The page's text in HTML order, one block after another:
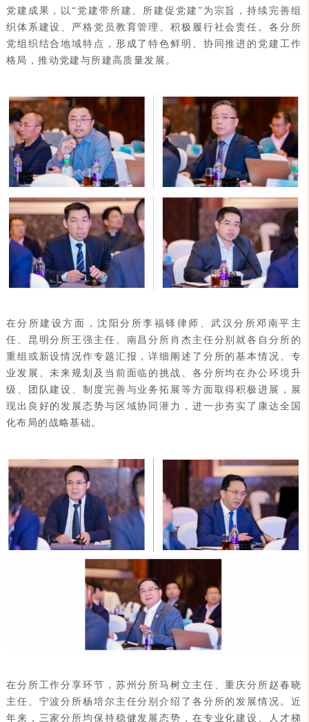
党建成果，以“党建带所建、所建促党建”为宗旨，持续完善组
织体系建设、严格党员教育管理、积极履行社会责任。各分所
党组织结合地域特点，形成了特色鲜明、协同推进的党建工作
格局，推动党建与所建高质量发展。
在分所建设方面，沈阳分所李福铎律师、武汉分所邓南平主
任、昆明分所王强主任、南昌分所肖杰主任分别就各自分所的
重组或新设情况作专题汇报，详细阐述了分所的基本情况、专
业发展、未来规划及当前面临的挑战。各分所均在办公环境升
级、团队建设、制度完善与业务拓展等方面取得积极进展，展
现出良好的发展态势与区域协同潜力，进一步夯实了康达全国
化布局的战略基础。
在分所工作分享环节，苏州分所马树立主任、重庆分所赵春晓
主任、宁波分所杨培尔主任分别介绍了各分所的发展情况。近
年来，三家分所均保持稳健发展态势，在专业化建设、人才梯